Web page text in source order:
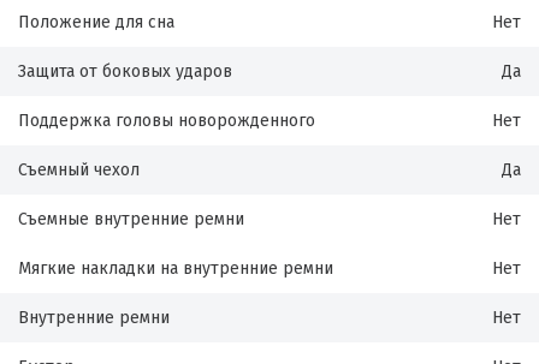
Положение для сна Нет
Защита от боковых ударов Да
Поддержка головы новорожденного Нет
Съемный чехол Да
Съемные внутренние ремни Нет
Мягкие накладки на внутренние ремни Нет
Внутренние ремни Нет